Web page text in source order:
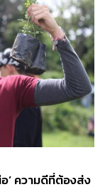
’ ความดีที่ต้องส่ง